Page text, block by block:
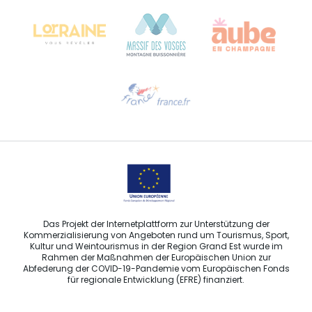
Sprechen Sie uns per E-Mail an
Das Projekt der Internetplattform zur Unterstützung der
Kommerzialisierung von Angeboten rund um Tourismus, Sport,
Kultur und Weintourismus in der Region Grand Est wurde im
Rahmen der Maßnahmen der Europäischen Union zur
Abfederung der COVID-19-Pandemie vom Europäischen Fonds
für regionale Entwicklung (EFRE) finanziert.